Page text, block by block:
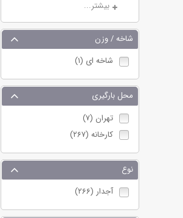
بیشتر...
شاخه / وزن
شاخه ای (۱)
محل بارگیری
تهران (۷)
کارخانه (۲۶۷)
نوع
آجدار (۲۶۶)